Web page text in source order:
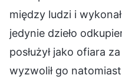
między ludzi i
jedynie dzieło
posłużył jako ofiara
wyzwolił go